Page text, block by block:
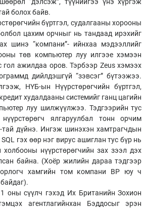
болох байв.
бүртгэл, судалгааны хорооны
цахим орчныг нь тандаад ирэхийг
шинэ “компани”- ийнхаа мэдээллийг
төв компьютер луу илгээе хэмээн
ажилдаа оров. Тэрбээр Zeus хэмээх
дийлдэшгүй “зэвсэг” бүтээжээ.
НҮБ-ын Нүүрстөрөгчийн бүртгэл,
худалдааны системийг ганц цагийн
луу шилжүүлжээ. Тэдгээрийн тус
ялгаруулбал тонн орчим
тай дүйнэ. Ингэж шинэхэн хамтрагчдын
гэх өөр нэг вирус ашиглан тус бүр нь
нүүрстөрөгчийн зах зээл дэх
байна. (Хоёр жилийн дараа тэдгээр
хамгийн том компани BP юу ч
оны сүүлч гэхэд Их Британийн Зохион
агентлагийнхан Бэддосыг эрэн